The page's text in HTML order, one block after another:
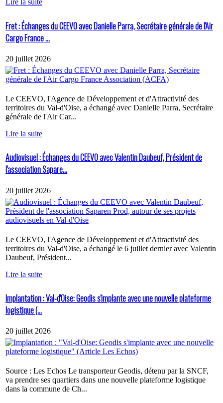
Lire la suite
Fret : Échanges du CEEVO avec Danielle Parra, Secrétaire générale de l'Air
Cargo France ...
20 juillet 2026
Le CEEVO, l'Agence de Développement et d'Attractivité des
territoires du Val-d'Oise, a échangé avec Danielle Parra, Secrétaire
générale de l'Air Car...
Lire la suite
Audiovisuel : Échanges du CEEVO avec Valentin Daubeuf, Président de
l'association Sapare...
20 juillet 2026
Le CEEVO, l'Agence de Développement et d'Attractivité des
territoires du Val-d'Oise, a échangé le 6 juillet dernier avec Valentin
Daubeuf, Président...
Lire la suite
Implantation : Val-d'Oise: Geodis s'implante avec une nouvelle plateforme
logistique (...
20 juillet 2026
Source : Les Echos Le transporteur Geodis, détenu par la SNCF,
va prendre ses quartiers dans une nouvelle plateforme logistique
dans la commune de Ch...